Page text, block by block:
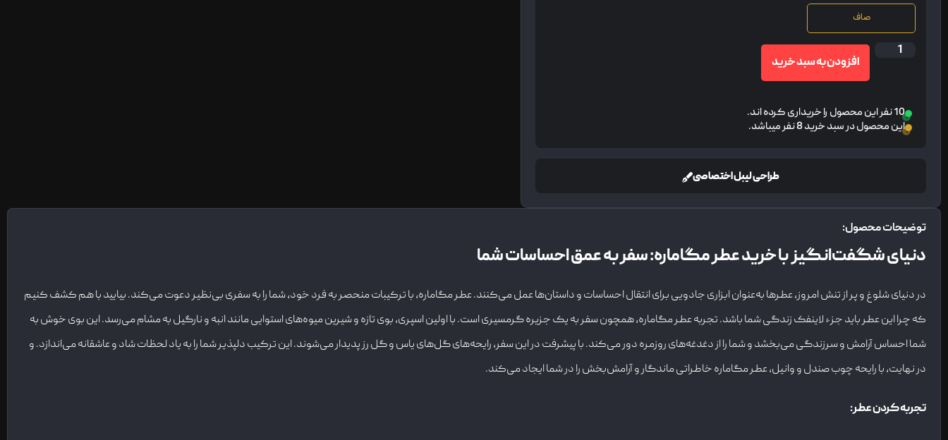
صاف
افزودن به سبد خرید
10 نفر این محصول را خریداری کرده اند.
این محصول در سبد خرید 8 نفر میباشد.
طراحی لیبل اختصاصی
توضیحات محصول:
دنیای شگفت‌انگیز با خرید عطر مگاماره: سفر به عمق احساسات شما
در دنیای شلوغ و پر از تنش امروز، عطرها به‌عنوان ابزاری جادویی برای انتقال احساسات و داستان‌ها عمل می‌کنند. عطر مگاماره، با ترکیبات منحصر به فرد خود، شما را به سفری بی‌نظیر دعوت می‌کند. بیایید با هم کشف کنیم
که چرا این عطر باید جزء لاینفک زندگی شما باشد. تجربه عطر مگاماره، همچون سفر به یک جزیره گرمسیری است. با اولین اسپری، بوی تازه و شیرین میوه‌های استوایی مانند انبه و نارگیل به مشام می‌رسد. این بوی خوش به
شما احساس آرامش و سرزندگی می‌بخشد و شما را از دغدغه‌های روزمره دور می‌کند. با پیشرفت در این سفر، رایحه‌های گل‌های یاس و گل رز پدیدار می‌شوند. این ترکیب دلپذیر شما را به یاد لحظات شاد و عاشقانه می‌اندازد. و
در نهایت، با رایحه چوب صندل و وانیل، عطر مگاماره خاطراتی ماندگار و آرامش‌بخش را در شما ایجاد می‌کند.
تجربه کردن عطر: